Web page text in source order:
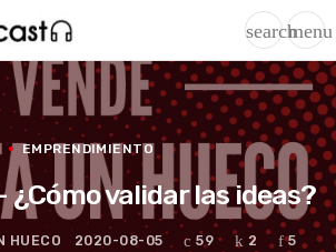
searchmenu
EMPRENDIMIENTO
¿Cómo validar las ideas?
HUECO 2020-08-05 59 2 5